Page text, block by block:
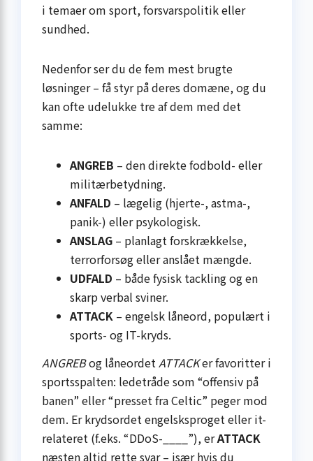
i temaer om sport, forsvarspolitik eller
sundhed.
Nedenfor ser du de fem mest brugte
løsninger – få styr på deres domæne, og du
kan ofte udelukke tre af dem med det
samme:
ANGREB – den direkte fodbold- eller
militærbetydning.
ANFALD – lægelig (hjerte-, astma-,
panik-) eller psykologisk.
ANSLAG – planlagt forskrækkelse,
terrorforsøg eller anslået mængde.
UDFALD – både fysisk tackling og en
skarp verbal sviner.
ATTACK – engelsk låneord, populært i
sports- og IT-kryds.
ANGREBog låneordet ATTACKer favoritter i
sportsspalten: ledetråde som “offensiv på
banen” eller “presset fra Celtic” peger mod
dem. Er krydsordet engelsksproget eller it-
relateret (f.eks. “DDoS-____”), erATTACK
næsten altid rette svar – især hvis du